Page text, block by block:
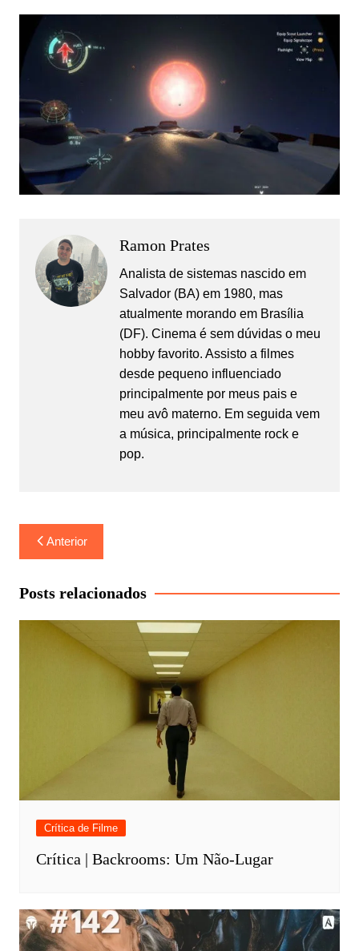
Ramon Prates
Analista de sistemas nascido em
Salvador (BA) em 1980, mas
atualmente morando em Brasília
(DF). Cinema é sem dúvidas o meu
hobby favorito. Assisto a filmes
desde pequeno influenciado
principalmente por meus pais e
meu avô materno. Em seguida vem
a música, principalmente rock e
pop.
Navegação
de
Post
Anterior
Posts relacionados
Crítica de Filme
Crítica | Backrooms: Um Não-Lugar